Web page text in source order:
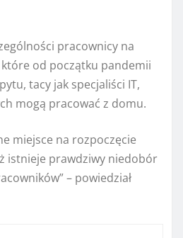
pracownicy na
od początku pandemii
tacy jak specjaliści IT,
mogą pracować z domu.
miejsce na rozpoczęcie
istnieje prawdziwy niedobór
– powiedział